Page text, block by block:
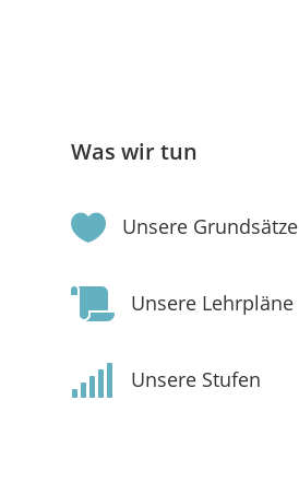
Was wir tun
 Unsere Grundsätze
 Unsere Lehrpläne
 Unsere Stufen